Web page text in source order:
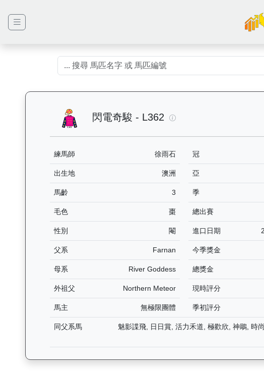
閃電奇駿 - L362 閃電奇駿（L362
練馬師 徐雨石 冠
出生地 澳洲 亞
馬齡 3 季
毛色 棗 總出賽
性別 閹 進口日期
父系 Farnan 今季獎金
母系 River Goddess 總獎金
外祖父 Northern Meteor 現時評分
馬主 無極限團體 季初評分
同父系馬
魅影諜飛, 日日賞, 活力禾道, 極歡欣, 神鵰, 時